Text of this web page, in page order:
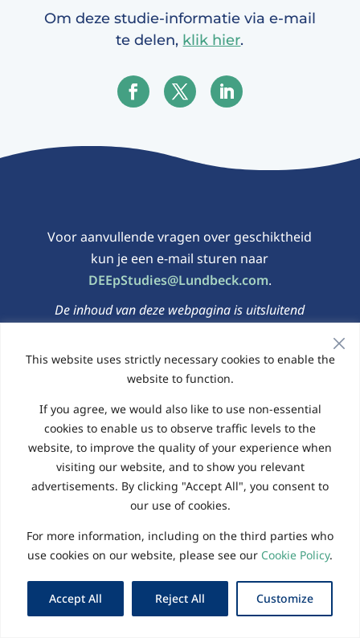
This website uses strictly necessary cookies to enable the
website to function.
If you agree, we would also like to use non-essential
cookies to enable us to observe traffic levels to the
website, to improve the quality of your experience when
visiting our website, and to show you relevant
advertisements. By clicking "Accept All", you consent to
our use of cookies.
For more information, including on the third parties who
use cookies on our website, please see our Cookie Policy.
Customize
Reject All
Accept All
Om deze studie-informatie via e-mail
te delen, klik hier.
Voor aanvullende vragen over geschiktheid
kun je een e-mail sturen naar
DEEpStudies@Lundbeck.com.
De inhoud van deze webpagina is uitsluitend
Privacybeleid|Cookiebeleid
© 2026 Website beheerd door Elligo Health Research
English - United Kingdom
Deutsch – Deutschland
Español – España
Nederlands – België
Français – Belgique
Français – France
Русский – Латвия